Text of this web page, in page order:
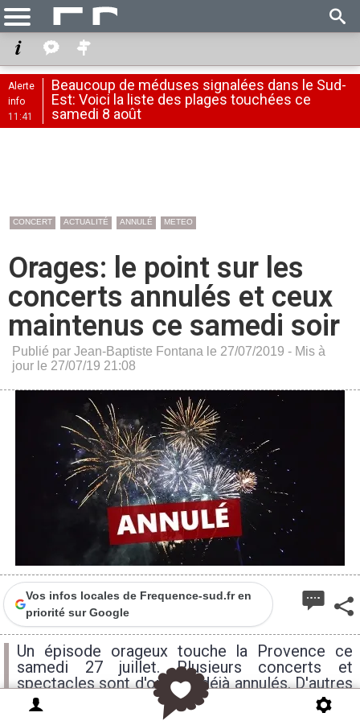
Alerte
info
11:41
Beaucoup de méduses signalées dans le Sud-
Est: Voici la liste des plages touchées ce
samedi 8 août
CONCERT ACTUALITÉ ANNULÉ METEO
Orages: le point sur les
concerts annulés et ceux
maintenus ce samedi soir
Publié par Jean-Baptiste Fontana le 27/07/2019 - Mis à
jour le 27/07/19 21:08
Vos infos locales de Frequence-sud.fr en
priorité sur Google
Un épisode orageux touche la Provence ce
samedi 27 juillet. Plusieurs concerts et
spectacles sont d'ores et déjà annulés. D'autres
ont pu être maintenu. Le point complet.